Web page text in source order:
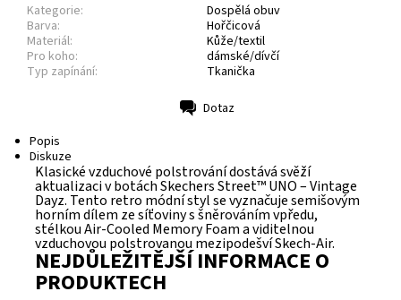
Kategorie:
Dospělá obuv
Barva:
Hořčicová
Materiál:
Kůže/textil
Pro koho:
dámské/dívčí
Typ zapínání:
Tkanička
Dotaz
Popis
Diskuze
Klasické vzduchové polstrování dostává svěží
aktualizaci v botách Skechers Street™ UNO – Vintage
Dayz. Tento retro módní styl se vyznačuje semišovým
horním dílem ze síťoviny s šněrováním vpředu,
stélkou Air-Cooled Memory Foam a viditelnou
vzduchovou polstrovanou mezipodešví Skech-Air.
NEJDŮLEŽITĚJŠÍ INFORMACE O
PRODUKTECH